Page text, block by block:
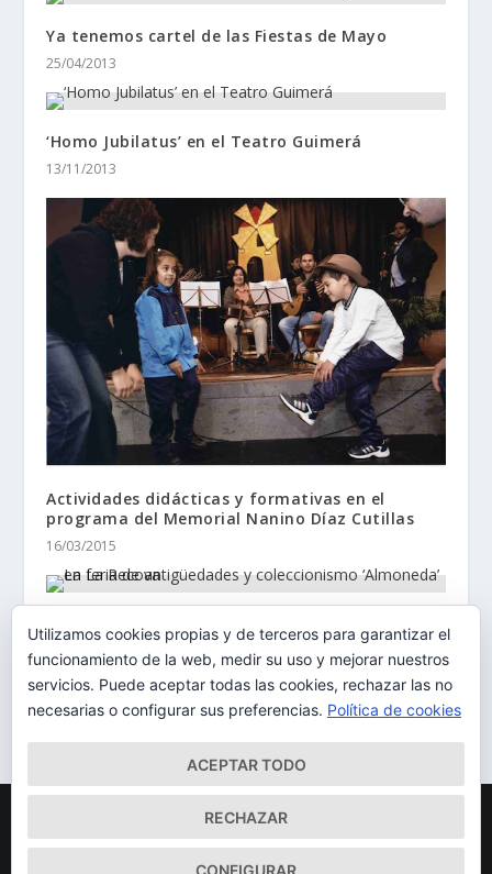
Ya tenemos cartel de las Fiestas de Mayo
25/04/2013
‘Homo Jubilatus’ en el Teatro Guimerá
13/11/2013
Actividades didácticas y formativas en el
programa del Memorial Nanino Díaz Cutillas
16/03/2015
La feria de antigüedades y coleccionismo
‘Almoneda’ en La Recova
19/11/2014
Elegant Themes| Desarrollado por
Mapa del Sitio Aviso Legal
Política de cookies
Utilizamos cookies propias y de terceros para garantizar el
funcionamiento de la web, medir su uso y mejorar nuestros
servicios. Puede aceptar todas las cookies, rechazar las no
necesarias o configurar sus preferencias. Política de cookies
ACEPTAR TODO
RECHAZAR
CONFIGURAR